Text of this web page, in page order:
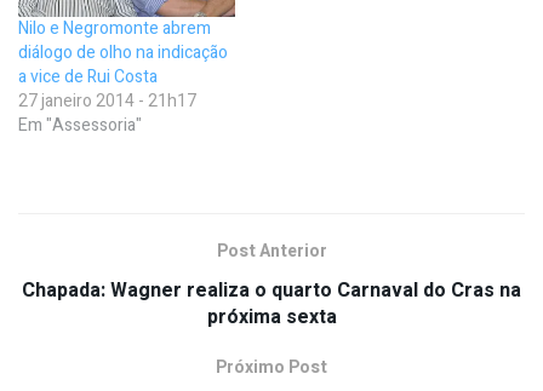
Nilo e Negromonte abrem
diálogo de olho na indicação
a vice de Rui Costa
27 janeiro 2014 - 21h17
Em "Assessoria"
Post Anterior
Chapada: Wagner realiza o quarto Carnaval do Cras na
próxima sexta
Próximo Post